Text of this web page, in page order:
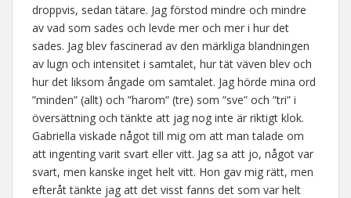
droppvis, sedan tätare. Jag förstod mindre och mindre
av vad som sades och levde mer och mer i hur det
sades. Jag blev fascinerad av den märkliga blandningen
av lugn och intensitet i samtalet, hur tät väven blev och
hur det liksom ångade om samtalet. Jag hörde mina ord
”minden” (allt) och ”harom” (tre) som ”sve” och ”tri” i
översättning och tänkte att jag nog inte är riktigt klok.
Gabriella viskade något till mig om att man talade om
att ingenting varit svart eller vitt. Jag sa att jo, något var
svart, men kanske inget helt vitt. Hon gav mig rätt, men
efteråt tänkte jag att det visst fanns det som var helt